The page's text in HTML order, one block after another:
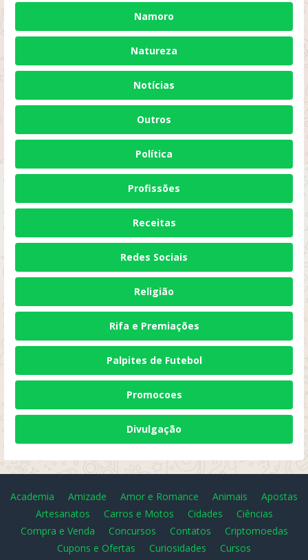
Namoro
Natureza
Notícias
Outros
Política
Profissões
Receitas
Redes Sociais
Religião
Rifa e Premiações
Palpites de Futebol
Promocoes
Divulgação
Academia Amizade Amor e Romance Animais
Apostas
Artesanatos
Carros e Motos Cidades
Ciências
Compra e Venda
Concursos Contatos
Criptomoedas
Cupons e Ofertas
Curiosidades
Cursos